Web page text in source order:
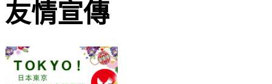
友情宣傳